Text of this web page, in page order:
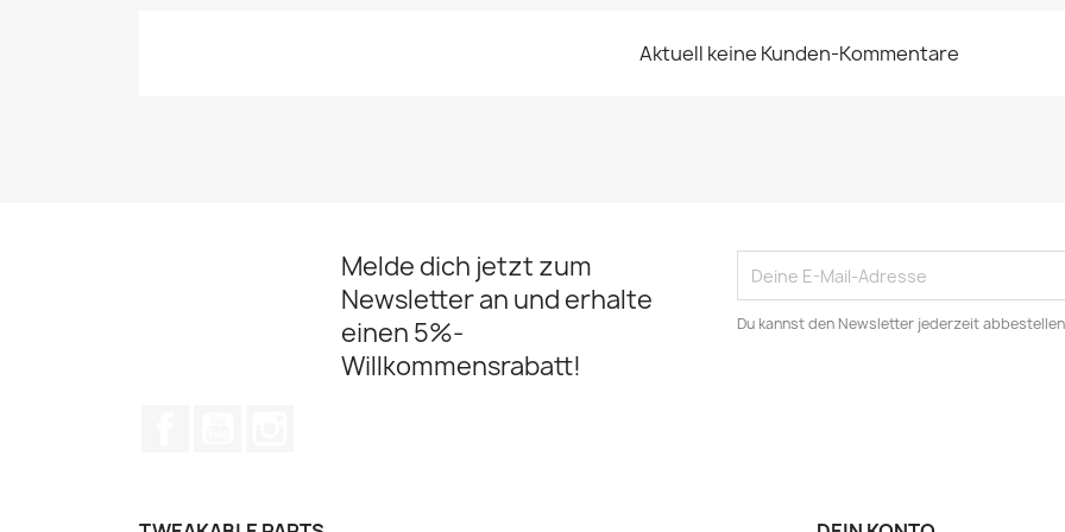
Aktuell keine Kunden-Kommentare
Melde dich jetzt zum
Newsletter an und erhalte
einen 5%-
Willkommensrabatt!
Du kannst den Newsletter jederzeit